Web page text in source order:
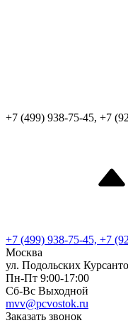
+7 (499) 938-75-45, +7
+7 (499) 938-75-45, +7
Москва
ул. Подольских
Пн-Пт 9:00-17:00
Сб-Вс Выходной
mvv@pcvostok.ru
Заказать звонок